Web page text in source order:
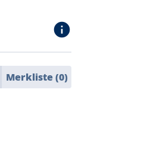
info
Merkliste (0)